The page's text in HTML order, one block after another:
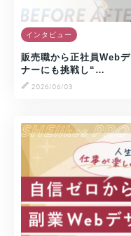
インタビュー
販売職から正社員Web
ナーにも挑戦し“…
2026/06/03